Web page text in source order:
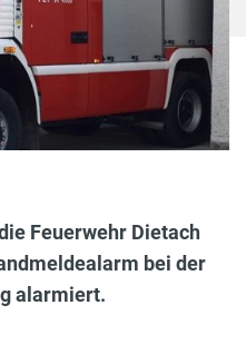
Feuerwehr Dietach
bei der
alarmiert.